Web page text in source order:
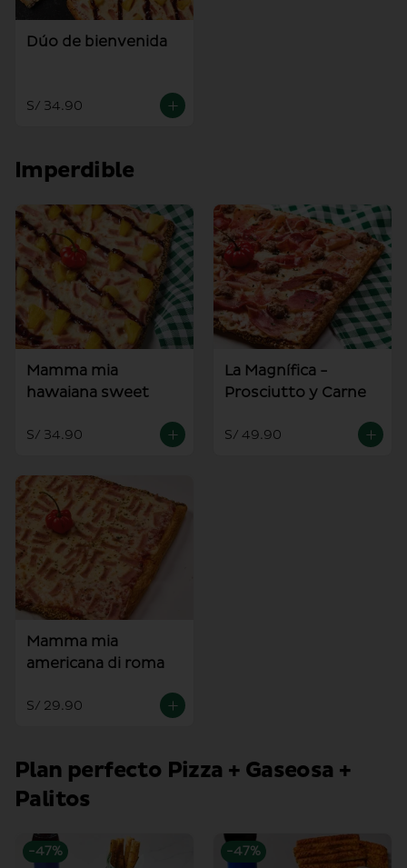
Dúo de bienvenida
S/ 34.90
Imperdible
Mamma mia
hawaiana sweet
S/ 34.90
La Magnífica -
Prosciutto y Carne
S/ 49.90
Mamma mia
americana di roma
S/ 29.90
Plan perfecto Pizza + Gaseosa +
Palitos
-47% -47%